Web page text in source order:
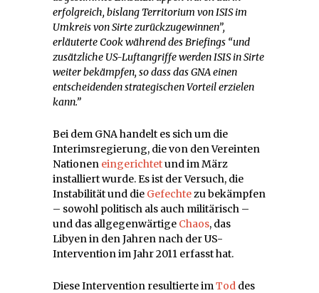
erfolgreich, bislang Territorium von ISIS im
Umkreis von Sirte zurückzugewinnen”,
erläuterte Cook während des Briefings “und
zusätzliche US-Luftangriffe werden ISIS in Sirte
weiter bekämpfen, so dass das GNA einen
entscheidenden strategischen Vorteil erzielen
kann.”
Bei dem GNA handelt es sich um die
Interimsregierung, die von den Vereinten
Nationen eingerichtetund im März
installiert wurde. Es ist der Versuch, die
Instabilität und die Gefechtezu bekämpfen
– sowohl politisch als auch militärisch –
und das allgegenwärtige Chaos, das
Libyen in den Jahren nach der US-
Intervention im Jahr 2011 erfasst hat.
Diese Intervention resultierte imTod des